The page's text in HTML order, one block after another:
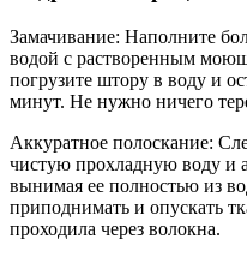
Замачивание: Наполните
водой с растворенным
погрузите штору в воду и
минут. Не нужно ничего
Аккуратное полоскание:
чистую прохладную воду и
вынимая ее полностью из
приподнимать и опускать
проходила через волокна.